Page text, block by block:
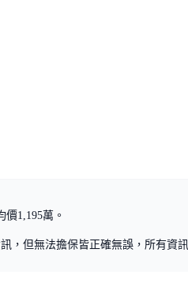
1,195萬。
，但無法擔保皆正確無誤，所有資